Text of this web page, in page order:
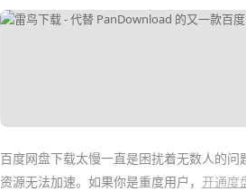
百度网盘下载太慢一直是困扰着无数人的问
资源无法加速。如果你是重度用户， 开通度